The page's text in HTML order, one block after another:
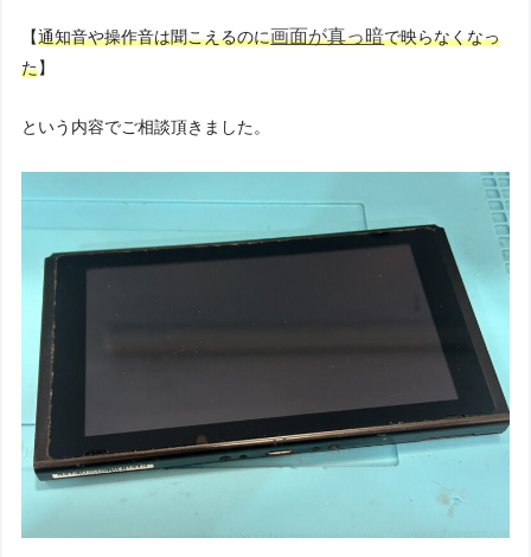
【通知音や操作音は聞こえるのに画面が真っ暗で映らなくなっ
た】
という内容でご相談頂きました。